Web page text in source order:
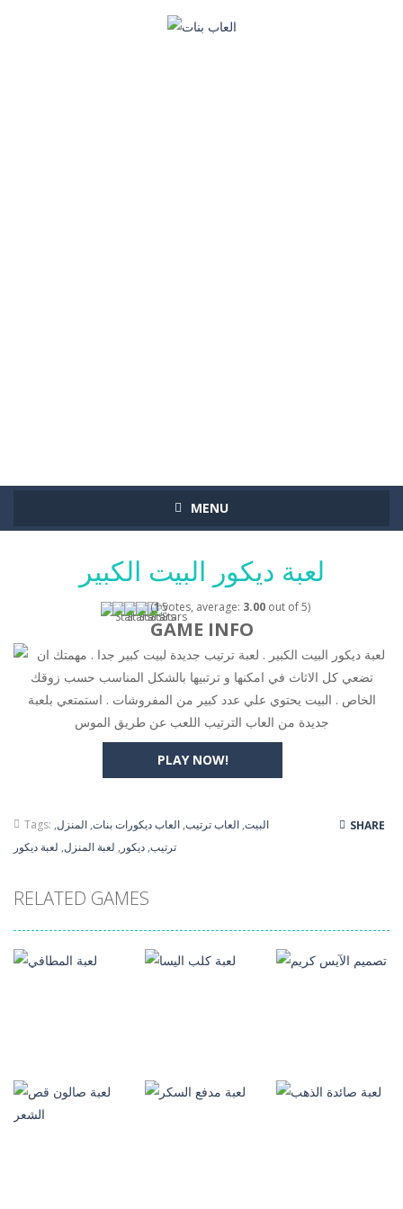
MENU
لعبة ديكور البيت الكبير
(1votes, average: 3.00out of 5)
PLAY NOW!
GAME INFO
لعبة ديكور البيت الكبير . لعبة ترتيب جديدة لبيت كبير جدا . مهمتك ان
تضعي كل الاثاث في امكنها و ترتبيها بالشكل المناسب حسب زوقك
الخاص . البيت يحتوي علي عدد كبير من المفروشات . استمتعي بلعبة
جديدة من العاب الترتيب اللعب عن طريق الموس
Tags: البيت, العاب ترتيب, العاب ديكورات بنات, المنزل,
ترتيب, ديكور , لعبة المنزل, لعبة ديكور
SHARE
RELATED GAMES
العاب بنات
العاب بنات